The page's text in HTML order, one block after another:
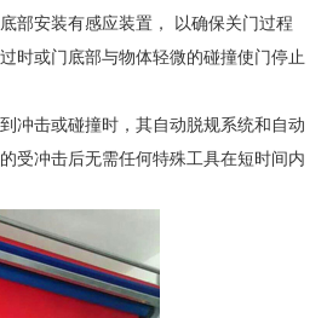
部安装有感应装置， 以确保关门过程
时或门底部与物体轻微的碰撞使门停止
冲击或碰撞时，其自动脱规系统和自动
受冲击后无需任何特殊工具在短时间内